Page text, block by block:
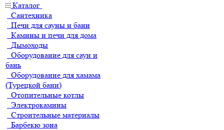
Каталог
Сантехника
Печи для сауны и бани
Камины и печи для дома
Дымоходы
Оборудование для саун и
бань
Оборудование для хамама
(Турецкой бани)
Отопительные котлы
Электрокамины
Строительные материалы
Барбекю зона